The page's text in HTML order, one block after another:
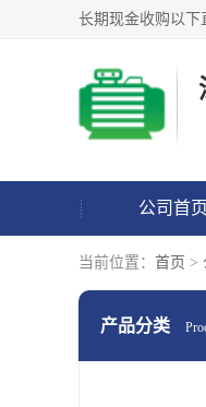
公司首页
当前位置： 首页 >
产品分类